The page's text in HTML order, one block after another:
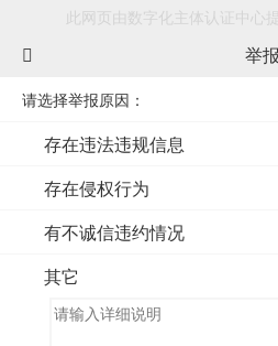
此网页由数字化主体认证中心
举报
请选择举报原因：
存在违法违规信息
存在侵权行为
有不诚信违约情况
其它